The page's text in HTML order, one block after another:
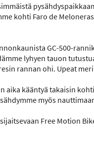
kohti Faro de
GC-500-
lyhyen tauon
rannan ohi. Upeat
aika kääntyä takaisin
myös
Free Motion